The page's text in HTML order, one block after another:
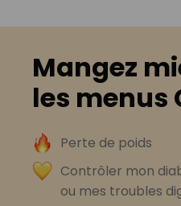
Mangez
les menus
Perte de poids
Contrôler mon
ou mes troubles